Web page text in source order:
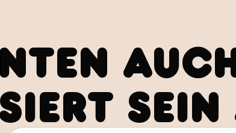
SEIN